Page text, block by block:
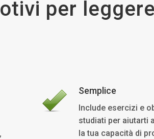
per
Semplice
Include esercizi e
studiati per aiutarti
la tua capacità di